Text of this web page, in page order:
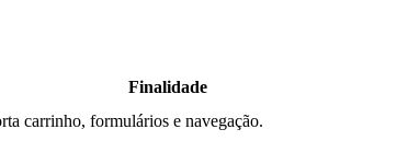
Finalidade
carrinho, formulários e navegação.